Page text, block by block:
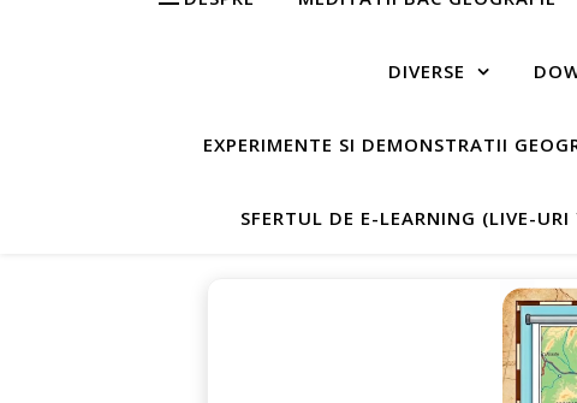
DIVERSE
EXPERIMENTE SI DEMONSTRATII
SFERTUL DE E-LEARNING (LIVE-